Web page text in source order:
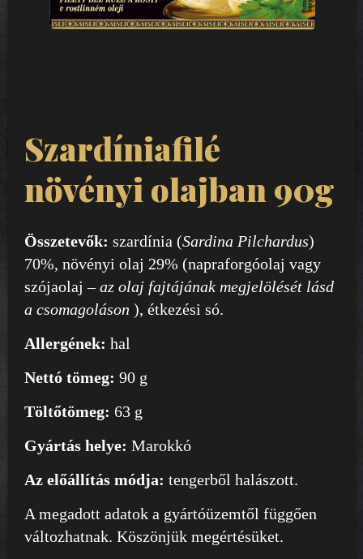
Szardíniafilé
növényi olajban 90g
Összetevők: szardínia (Sardina Pilchardus)
70%, növényi olaj 29% (napraforgóolaj vagy
szójaolaj –az olaj fajtájának megjelölését lásd
a csomagoláson ), étkezési só.
Allergének: hal
Nettó tömeg: 90 g
Töltőtömeg: 63 g
Gyártás helye: Marokkó
Az előállítás módja: tengerből halászott.
A megadott adatok a gyártóüzemtől függően
változhatnak. Köszönjük megértésüket.